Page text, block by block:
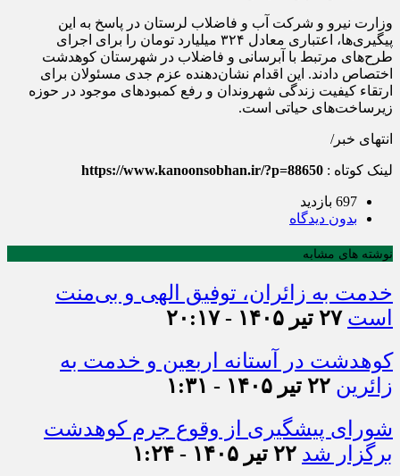
وزارت نیرو و شرکت آب و فاضلاب لرستان در پاسخ به این
پیگیری‌ها، اعتباری معادل ۳۲۴ میلیارد تومان را برای اجرای
طرح‌های مرتبط با آبرسانی و فاضلاب در شهرستان کوهدشت
اختصاص دادند. این اقدام نشان‌دهنده عزم جدی مسئولان برای
ارتقاء کیفیت زندگی شهروندان و رفع کمبودهای موجود در حوزه
زیرساخت‌های حیاتی است.
انتهای خبر/
لینک کوتاه : https://www.kanoonsobhan.ir/?p=88650
697 بازدید
بدون دیدگاه
نوشته های مشابه
خدمت به زائران، توفیق الهی و بی‌منت
است ۲۷ تیر ۱۴۰۵ - ۲۰:۱۷
کوهدشت در آستانه اربعین و خدمت‌ به
زائرین ۲۲ تیر ۱۴۰۵ - ۱:۳۱
شورای پیشگیری از وقوع جرم کوهدشت
برگزار شد ۲۲ تیر ۱۴۰۵ - ۱:۲۴